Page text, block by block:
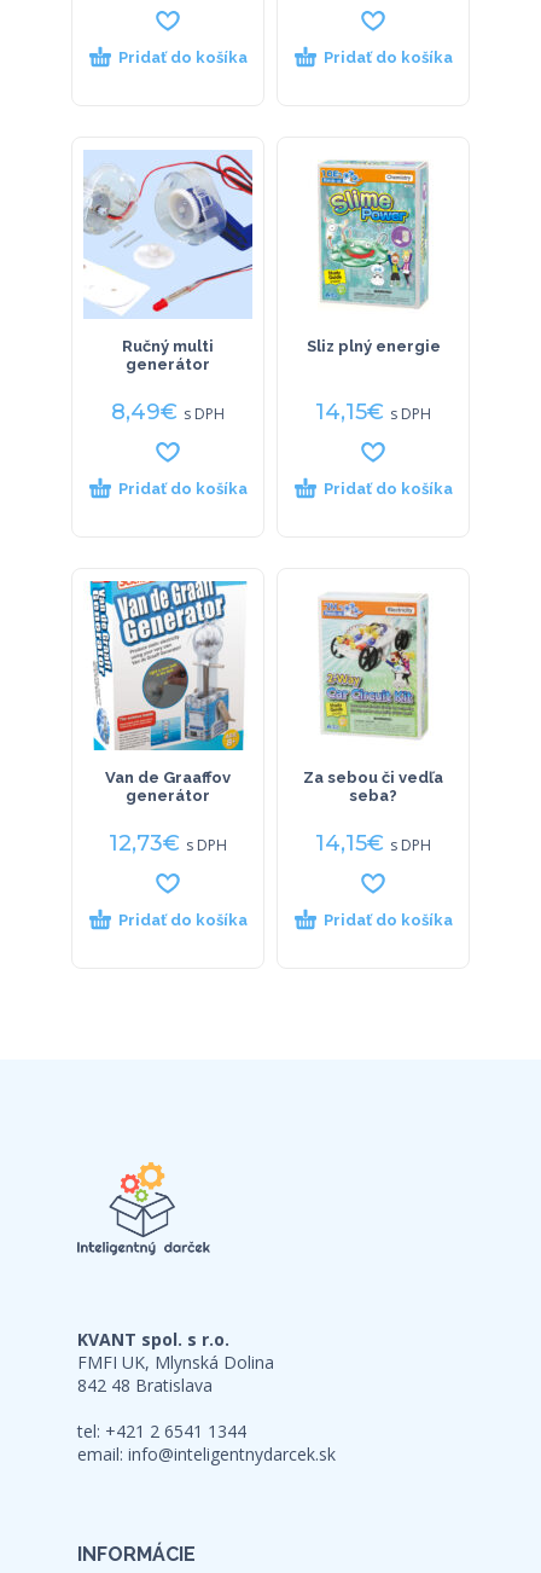
Pridať do košíka Pridať do košíka
Ručný multi
generátor
8,49€ s DPH
Pridať do košíka
Sliz plný energie
14,15€ s DPH
Pridať do košíka
Van de Graaffov
generátor
12,73€ s DPH
Pridať do košíka
Za sebou či vedľa
seba?
14,15€ s DPH
Pridať do košíka
KVANT spol. s r.o.
FMFI UK, Mlynská Dolina
842 48 Bratislava
tel: +421 2 6541 1344
email: info@inteligentnydarcek.sk
INFORMÁCIE